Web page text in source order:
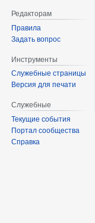
Редакторам
Правила
Задать вопрос
Инструменты
Служебные страницы
Версия для печати
Служебные
Текущие события
Портал сообщества
Справка